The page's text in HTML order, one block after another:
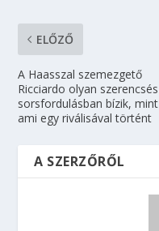
ELŐZŐ
A Haasszal szemezgető
Ricciardo olyan szerencsés
sorsfordulásban bízik, mint
ami egy riválisával történt
A SZERZŐRŐL